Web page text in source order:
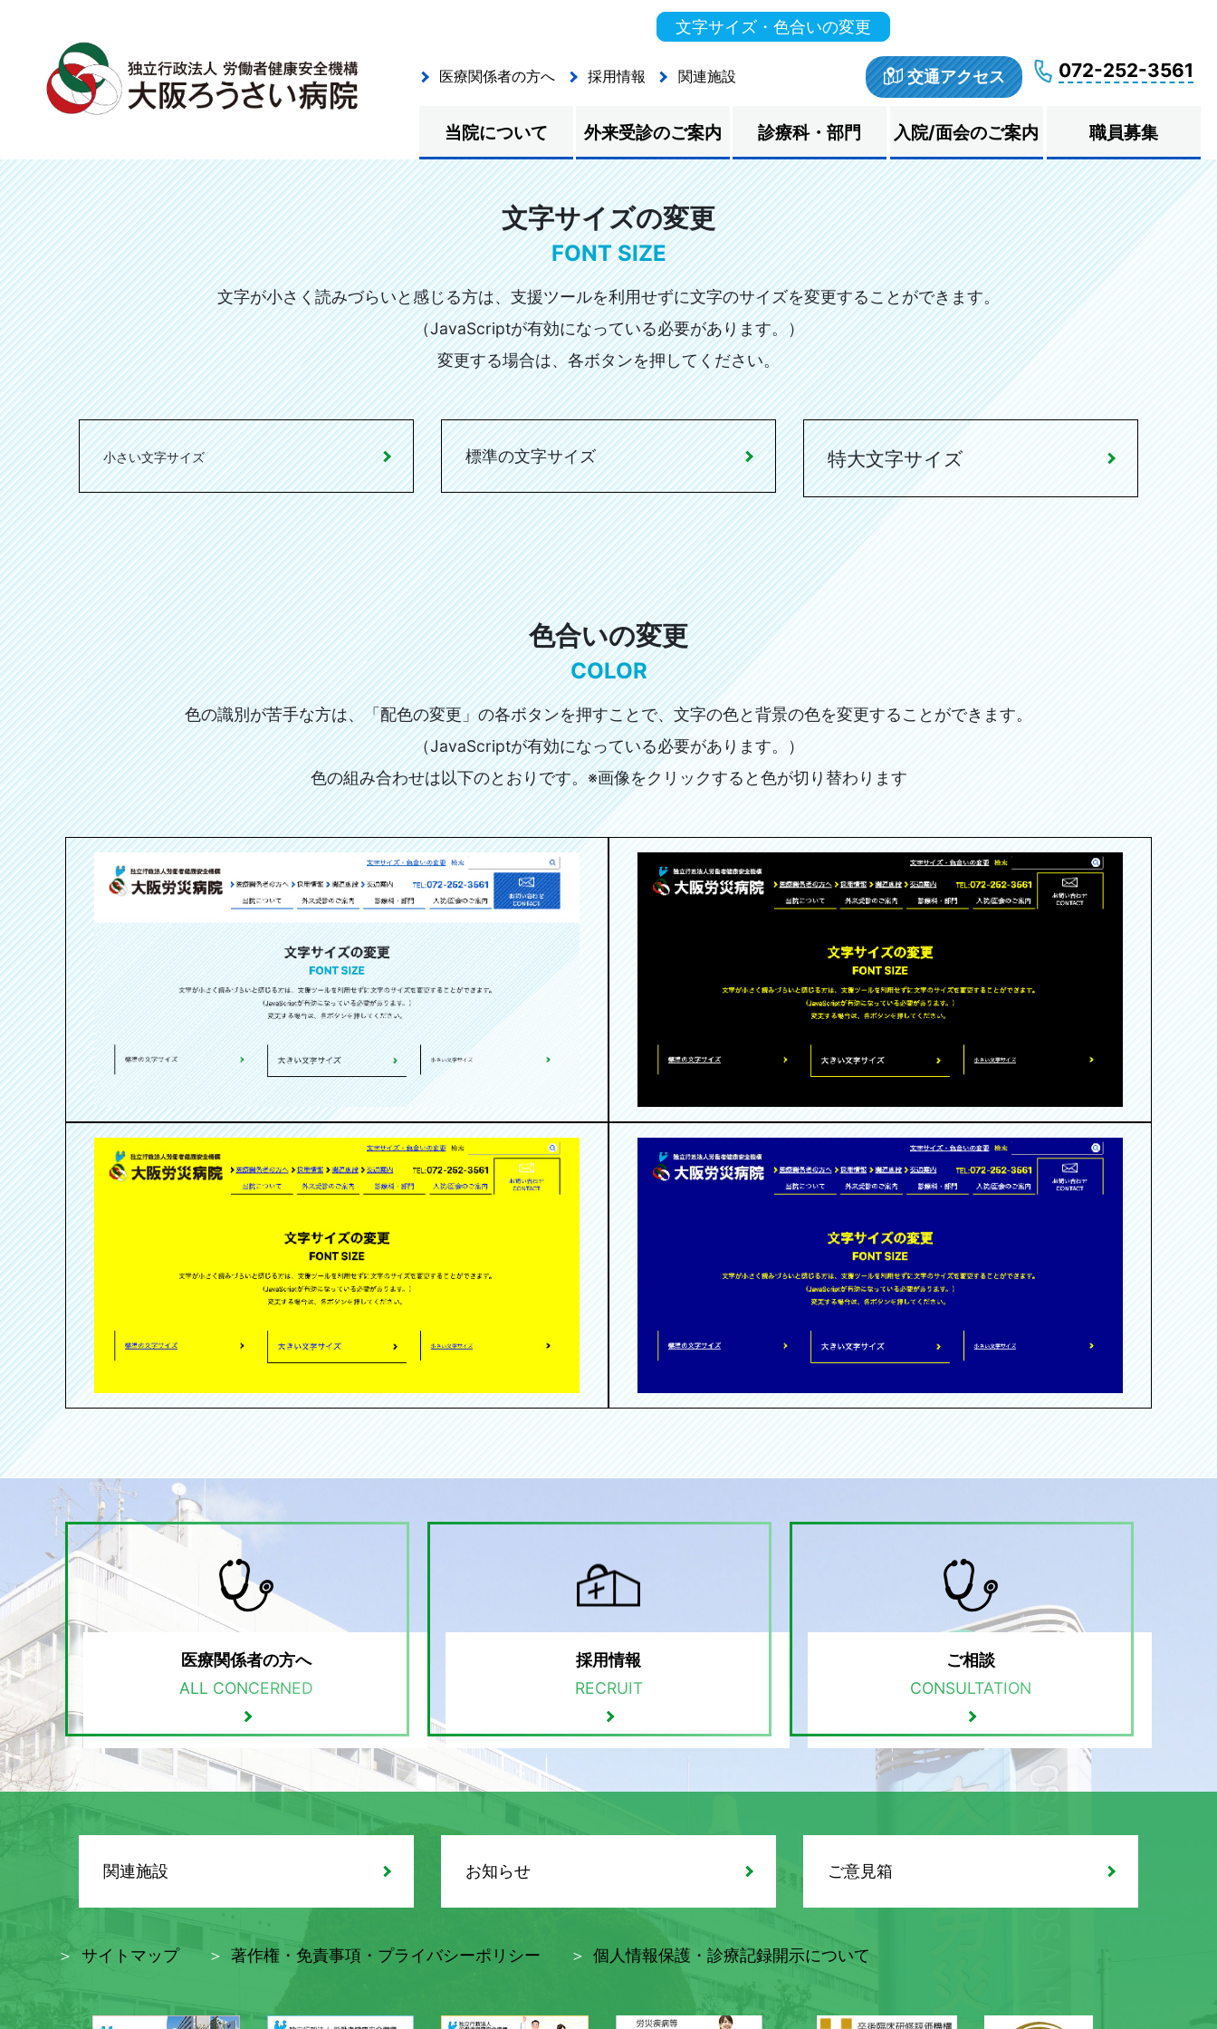
文字サイズ・色合いの変更
医療関係者の方へ 採用情報 関連施設 交通アクセス 072-252-3561
当院について 外来受診のご案内 診療科・部門 入院/面会のご案内 職員募集
文字サイズの変更
FONT SIZE
文字が小さく読みづらいと感じる方は、支援ツールを利用せずに文字のサイズを変更することができます。
（JavaScriptが有効になっている必要があります。）
変更する場合は、各ボタンを押してください。
小さい文字サイズ 標準の文字サイズ 特大文字サイズ
色合いの変更
COLOR
色の識別が苦手な方は、「配色の変更」の各ボタンを押すことで、文字の色と背景の色を変更することができます。
（JavaScriptが有効になっている必要があります。）
色の組み合わせは以下のとおりです。※画像をクリックすると色が切り替わります
医療関係者の方へ
ALL CONCERNED
採用情報
RECRUIT
ご相談
CONSULTATION
関連施設 お知らせ ご意見箱
サイトマップ 著作権・免責事項・プライバシーポリシー 個人情報保護・診療記録開示について